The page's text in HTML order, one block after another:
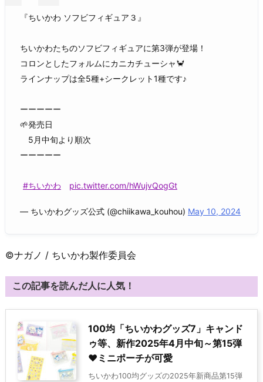
『ちいかわ ソフビフィギュア３』
ちいかわたちのソフビフィギュアに第3弾が登場！
コロンとしたフォルムにカニカチューシャ🦀
ラインナップは全5種+シークレット1種です♪
ーーーーー
🌱発売日
5月中旬より順次
ーーーーー
#ちいかわ pic.twitter.com/hWujvQogGt
— ちいかわグッズ公式 (@chiikawa_kouhou) May 10, 2024
©ナガノ / ちいかわ製作委員会
この記事を読んだ人に人気！
100均「ちいかわグッズ7」キャンド
ゥ等、新作2025年4月中旬～第15弾
♥ミニポーチが可愛
ちいかわ100均グッズの2025年新商品第15弾